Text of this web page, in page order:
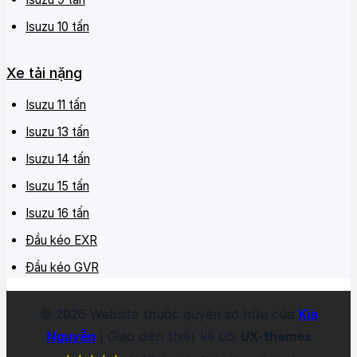
định đến giá trị tổng thể của sản phẩm
Isuzu 10 Tấn Thùng Lửng
Isuzu 10 Tấn Thùng Kín
Isuzu 10 Tấn Thùng Bảo Ôn
Isuzu 10 Tấn Thùng Mui Bạt Bửng
Nhôm
Đại lý mua xe tải Isuzu 10 tấn chính hãng – Bảo
hành, giao hàng tận nơi, uy tín
Isuzu 10 tấn
Xe tải nặng
Isuzu 11 tấn
Isuzu 13 tấn
Isuzu 14 tấn
Isuzu 15 tấn
Isuzu 16 tấn
Đầu kéo EXR
Đầu kéo GVR
© 2026 Website thuộc quyền sở hữu của Kia
Nguyễn | Giao diện thiết kế bởi UX-themes